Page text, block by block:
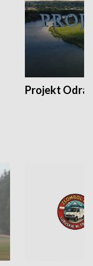
Projekt Odra